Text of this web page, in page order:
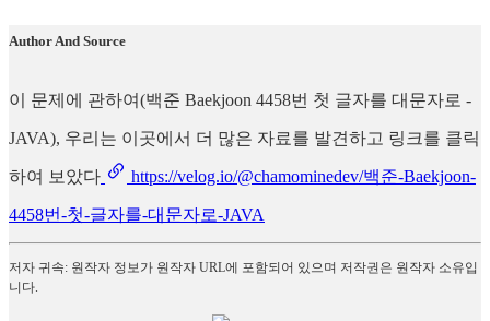
Author And Source
이 문제에 관하여(백준 Baekjoon 4458번 첫 글자를 대문자로 -
JAVA), 우리는 이곳에서 더 많은 자료를 발견하고 링크를 클릭
하여 보았다 https://velog.io/@chamominedev/백준-Baekjoon-
4458번-첫-글자를-대문자로-JAVA
저자 귀속: 원작자 정보가 원작자 URL에 포함되어 있으며 저작권은 원작자 소유입
니다.